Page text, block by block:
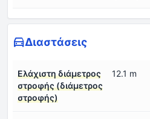
Διαστάσεις
Ελάχιστη διάμετρος
στροφής (διάμετρος
στροφής)
12.1 m